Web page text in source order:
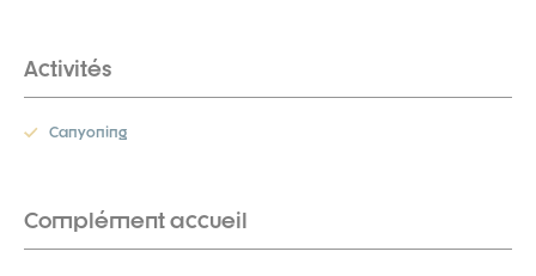
Activités
Canyoning
Complément accueil